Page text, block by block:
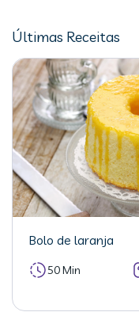
Últimas Receitas
Bolo de laranja
50 Min